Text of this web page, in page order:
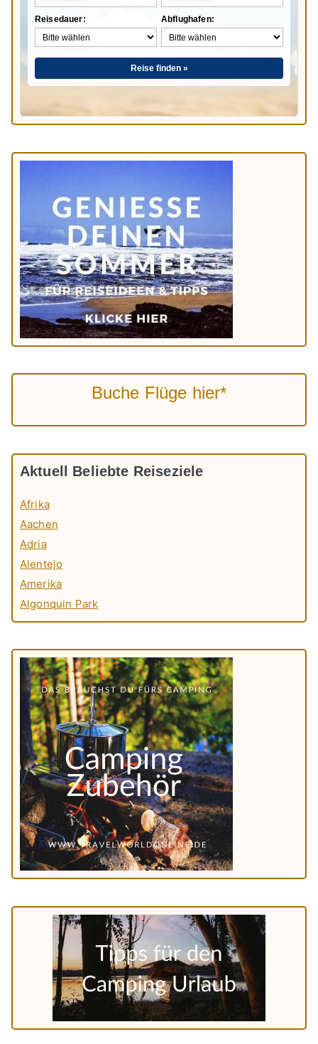
Reisedauer: Abflughafen:
Reise finden »
Buche Flüge hier*
Aktuell Beliebte Reiseziele
Afrika
Aachen
Adria
Alentejo
Amerika
Algonquin Park